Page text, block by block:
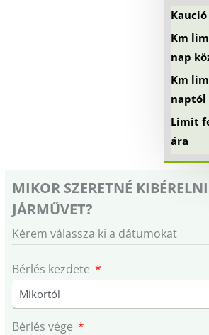
Kaució
Km
nap
Km
naptól
Limit
ára
MIKOR SZERETNÉ
JÁRMŰVET?
Kérem válassza ki a dátumokat
Bérlés kezdete
Bérlés vége